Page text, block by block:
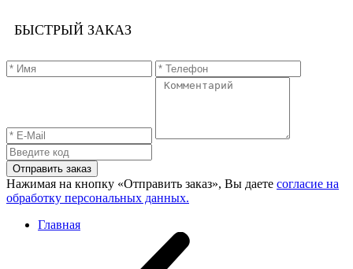
БЫСТРЫЙ ЗАКАЗ
Отправить заказ
Нажимая на кнопку «Отправить заказ», Вы даете согласие на
обработку персональных данных.
Главная